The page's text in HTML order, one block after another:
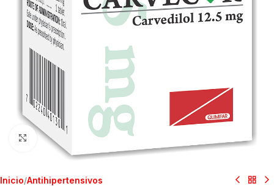
Clic para ampliar
Inicio/Antihipertensivos